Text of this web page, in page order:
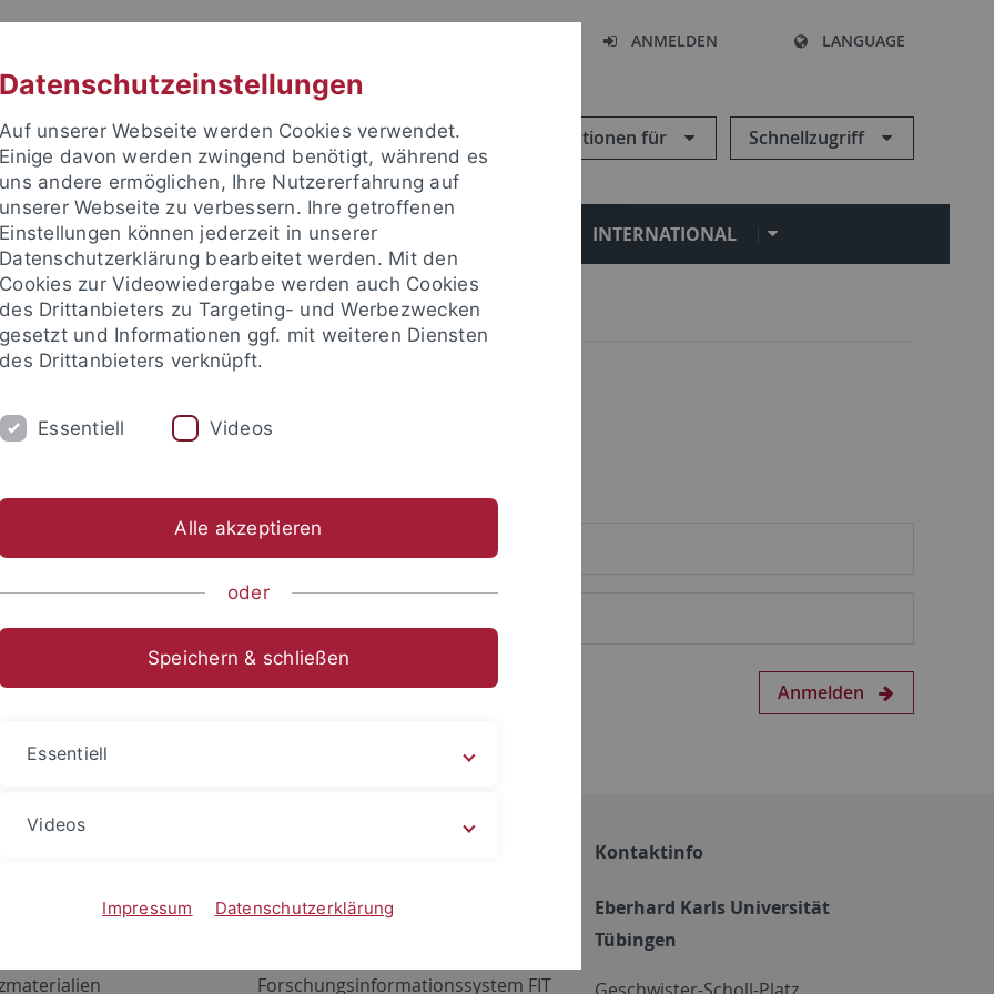
ANMELDEN LANGUAGE
Informationen für Schnellzugriff
FORSCHUNG EINRICHTUNGEN INTERNATIONAL
um sich anzumelden:
Anmelden
Netzwerk
ALMA
Forschungsinformationssystem FIT
Kontaktinfo
Eberhard Karls Universität
Tübingen
Datenschutzeinstellungen
Auf unserer Webseite werden Cookies verwendet.
Einige davon werden zwingend benötigt, während es
uns andere ermöglichen, Ihre Nutzererfahrung auf
unserer Webseite zu verbessern. Ihre getroffenen
Einstellungen können jederzeit in unserer
Datenschutzerklärung bearbeitet werden. Mit den
Cookies zur Videowiedergabe werden auch Cookies
des Drittanbieters zu Targeting- und Werbezwecken
gesetzt und Informationen ggf. mit weiteren Diensten
des Drittanbieters verknüpft.
Essentiell Videos
Alle akzeptieren
oder
Speichern & schließen
Essentiell
Videos
Impressum Datenschutzerklärung